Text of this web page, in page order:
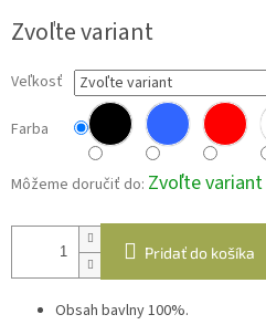
cena:
Zvoľte variant
Veľkosť
Farba
Môžeme doručiť do: Zvoľte variant
Pridať do košíka
Obsah bavlny 100%.